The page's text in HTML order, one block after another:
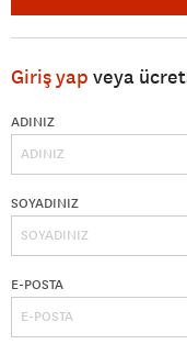
Giriş yap veya
ADINIZ
SOYADINIZ
E-POSTA